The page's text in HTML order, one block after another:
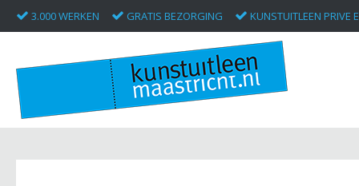
3.000 WERKEN GRATIS BEZORGING KUNSTUITLEEN PRIVE